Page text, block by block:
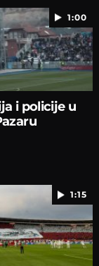
1:00
i policije u
1:15